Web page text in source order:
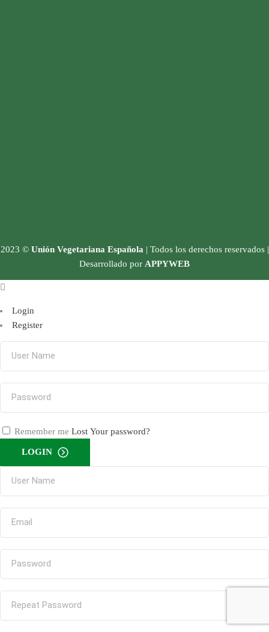
2023 © Unión Vegetariana Española | Todos los derechos reservados |
Desarrollado por APPYWEB
Login
Register
Remember me Lost Your password?
LOGIN